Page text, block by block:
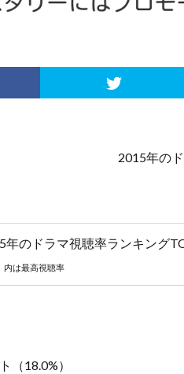
年のドラマ視聴率ランキング
は最高視聴率
（18.0%）